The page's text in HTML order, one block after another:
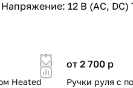
12 В (AC,
Heated
от 2 700 p
Ручки руля с